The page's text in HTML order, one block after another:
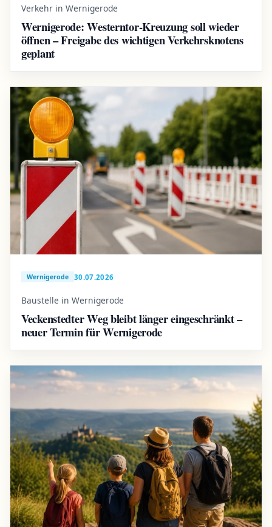
Verkehr in Wernigerode
Wernigerode: Westerntor-Kreuzung soll wieder
öffnen – Freigabe des wichtigen Verkehrsknotens
geplant
Wernigerode 30.07.2026
Baustelle in Wernigerode
Veckenstedter Weg bleibt länger eingeschränkt –
neuer Termin für Wernigerode